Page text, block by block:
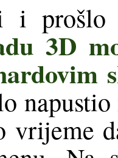
i prošlo
3D
vrijeme